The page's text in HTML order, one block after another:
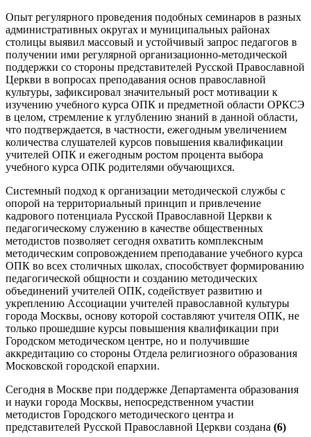
Опыт регулярного проведения подобных семинаров в разных
административных округах и муниципальных районах
столицы выявил массовый и устойчивый запрос педагогов в
получении ими регулярной организационно-методической
поддержки со стороны представителей Русской Православной
Церкви в вопросах преподавания основ православной
культуры, зафиксировал значительный рост мотивации к
изучению учебного курса ОПК и предметной области ОРКСЭ
в целом, стремление к углублению знаний в данной области,
что подтверждается, в частности, ежегодным увеличением
количества слушателей курсов повышения квалификации
учителей ОПК и ежегодным ростом процента выбора
учебного курса ОПК родителями обучающихся.
Системный подход к организации методической службы с
опорой на территориальный принцип и привлечение
кадрового потенциала Русской Православной Церкви к
педагогическому служению в качестве общественных
методистов позволяет сегодня охватить комплексным
методическим сопровождением преподавание учебного курса
ОПК во всех столичных школах, способствует формированию
педагогической общности и созданию методических
объединений учителей ОПК, содействует развитию и
укреплению Ассоциации учителей православной культуры
города Москвы, основу которой составляют учителя ОПК, не
только прошедшие курсы повышения квалификации при
Городском методическом центре, но и получившие
аккредитацию со стороны Отдела религиозного образования
Московской городской епархии.
Сегодня в Москве при поддержке Департамента образования
и науки города Москвы, непосредственном участии
методистов Городского методического центра и
представителей Русской Православной Церкви создана (6)